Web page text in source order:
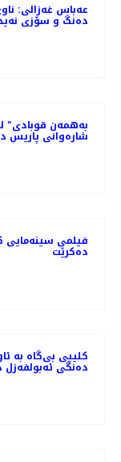
عەباس غەزالی:
دەنگ و سۆزی
شاره‌وانی پاریس
فیلمی سینه‌مایی
ده‌کرێت
کلیپی بی‌گاە بە
دەنگی ئەبولفەزل